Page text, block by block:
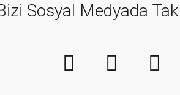
Sosyal Medyada